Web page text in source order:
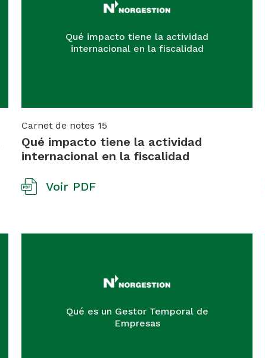
Qué impacto tiene la actividad
internacional en la fiscalidad
Carnet de notes 15
Qué impacto tiene la actividad
internacional en la fiscalidad
Voir PDF
Qué es un Gestor Temporal de
Empresas